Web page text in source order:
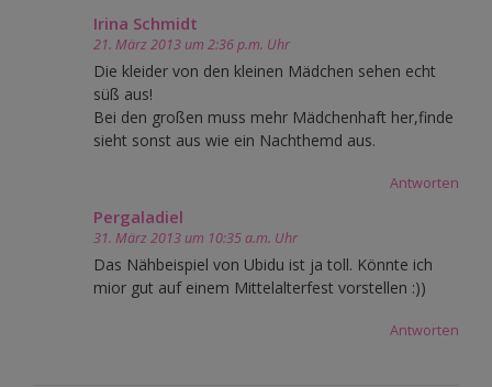
Irina Schmidt
21. März 2013 um 2:36 p.m. Uhr
Die kleider von den kleinen Mädchen sehen echt
süß aus!
Bei den großen muss mehr Mädchenhaft her,finde
sieht sonst aus wie ein Nachthemd aus.
Antworten
Pergaladiel
31. März 2013 um 10:35 a.m. Uhr
Das Nähbeispiel von Ubidu ist ja toll. Könnte ich
mior gut auf einem Mittelalterfest vorstellen :))
Antworten